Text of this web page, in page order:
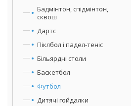
Бадмінтон, спідмінтон,
сквош
Дартс
Піклбол і падел-теніс
Більярдні столи
Баскетбол
Футбол
Дитячі гойдалки